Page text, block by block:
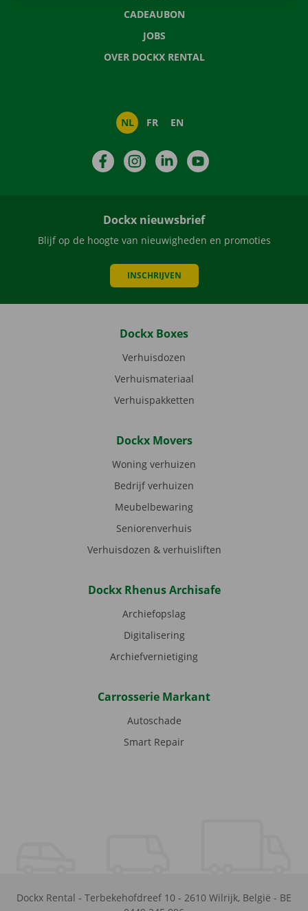
CADEAUBON
JOBS
OVER DOCKX RENTAL
NL FR EN
FacebookInstagramLinkedIn
Dockx nieuwsbrief
Blijf op de hoogte van nieuwigheden en promoties
INSCHRIJVEN
Dockx Boxes
Verhuisdozen
Verhuismateriaal
Verhuispakketten
Dockx Movers
Woning verhuizen
Bedrijf verhuizen
Meubelbewaring
Seniorenverhuis
Verhuisdozen & verhuisliften
Dockx Rhenus Archisafe
Archiefopslag
Digitalisering
Archiefvernietiging
Carrosserie Markant
Autoschade
Smart Repair
Dockx Rental - Terbekehofdreef 10 - 2610 Wilrijk, België - BE